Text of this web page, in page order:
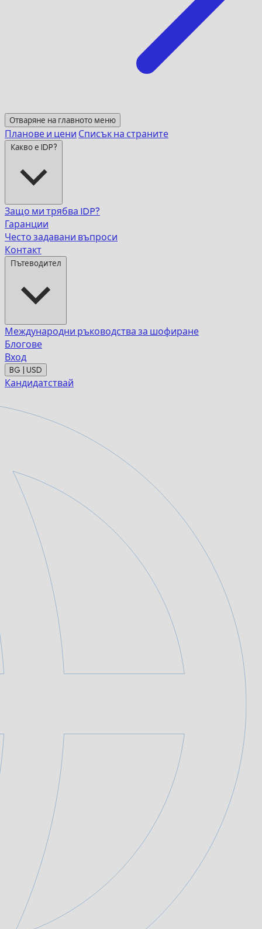
Отваряне на главното меню
Планове и цени Списък на страните
Какво е IDP?
Защо ми трябва IDP?
Гаранции
Често задавани въпроси
Контакт
Пътеводител
Международни ръководства за шофиране
Блогове
Вход
BG | USD
Кандидатствай